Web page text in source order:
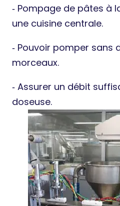
‐ Pompage de pâtes à
une cuisine centrale.
‐ Pouvoir pomper sans
morceaux.
‐ Assurer un débit
doseuse.